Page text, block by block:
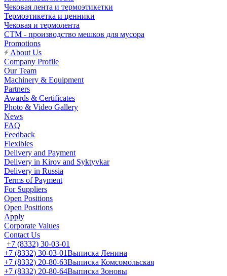
Чековая лента и термоэтикетки
Термоэтикетка и ценники
Чековая и термолента
СТМ - производство мешков для мусора
Promotions
About Us
Company Profile
Our Team
Machinery & Equipment
Partners
Awards & Certificates
Photo & Video Gallery
News
FAQ
Feedback
Flexibles
Delivery and Payment
Delivery in Kirov and Syktyvkar
Delivery in Russia
Terms of Payment
For Suppliers
Open Positions
Open Positions
Apply
Corporate Values
Contact Us
+7 (8332) 30-03-01
+7 (8332) 30-03-01Выписка Ленина
+7 (8332) 20-80-63Выписка Комсомольская
+7 (8332) 20-80-64Выписка Зоновы